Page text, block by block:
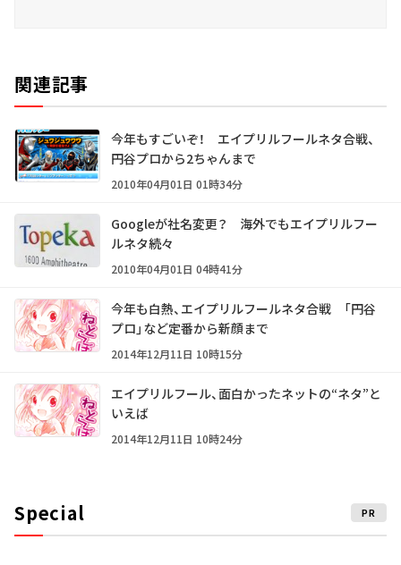
関連記事
今年もすごいぞ！ エイプリルフールネタ合戦、
円谷プロから2ちゃんまで
2010年04月01日 01時34分
Googleが社名変更？ 海外でもエイプリルフー
ルネタ続々
2010年04月01日 04時41分
今年も白熱、エイプリルフールネタ合戦 「円谷
プロ」など定番から新顔まで
2014年12月11日 10時15分
エイプリルフール、面白かったネットの“ネタ”と
いえば
2014年12月11日 10時24分
Special PR